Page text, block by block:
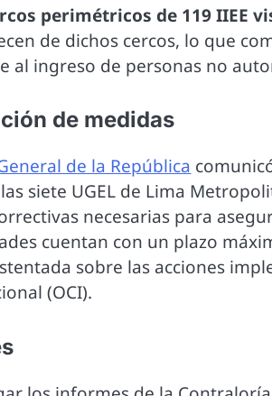
perimétricos de 119 IIEE
de dichos cercos, lo que
al ingreso de personas no
de medidas
de la República
siete UGEL de Lima
necesarias para
cuentan con un plazo
sobre las acciones
(OCI).